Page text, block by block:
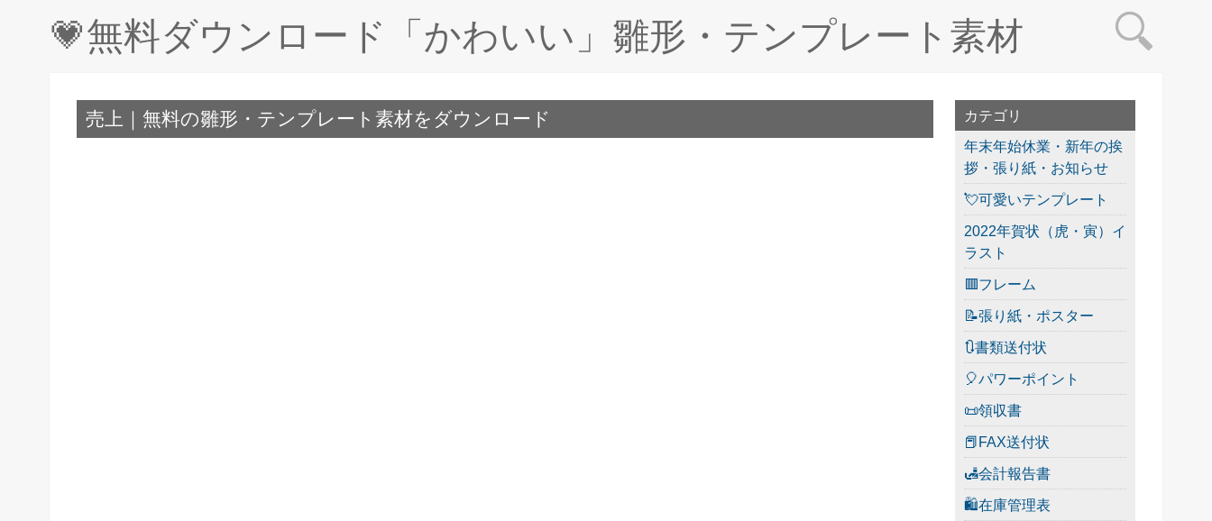
💗無料ダウンロード「かわいい」雛形・テンプレート素材
売上｜無料の雛形・テンプレート素材をダウンロード
カテゴリ
年末年始休業・新年の挨
拶・張り紙・お知らせ
💘可愛いテンプレート
2022年賀状（虎・寅）イ
ラスト
🟥フレーム
📝張り紙・ポスター
🔃書類送付状
🎈パワーポイント
📜領収書
📕FAX送付状
🛃会計報告書
🛍在庫管理表